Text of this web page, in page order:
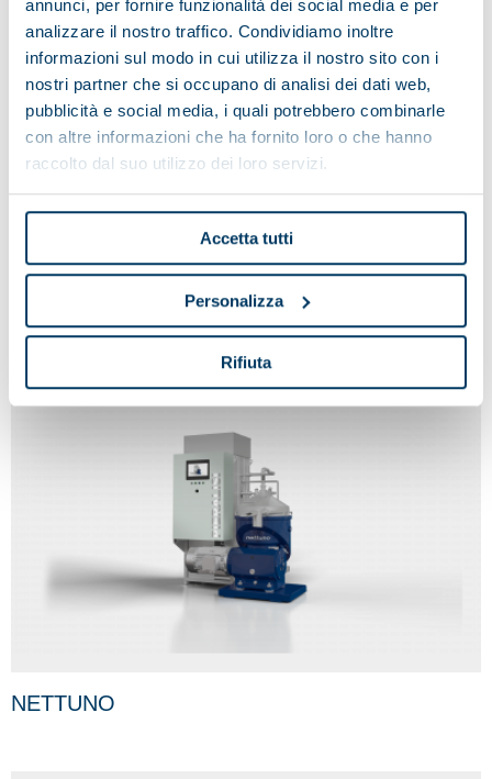
annunci, per fornire funzionalità dei social media e per
analizzare il nostro traffico. Condividiamo inoltre
informazioni sul modo in cui utilizza il nostro sito con i
nostri partner che si occupano di analisi dei dati web,
pubblicità e social media, i quali potrebbero combinarle
con altre informazioni che ha fornito loro o che hanno
raccolto dal suo utilizzo dei loro servizi.
Accetta tutti
Personalizza
Rifiuta
NETTUNO